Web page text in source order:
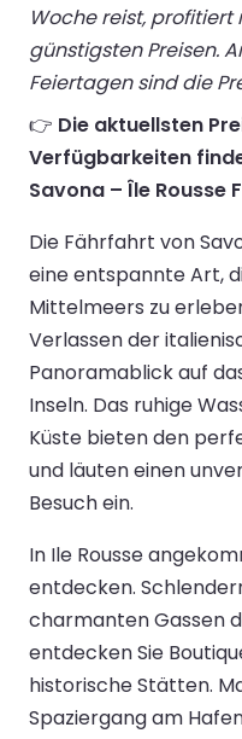
Woche reist, profitiert
günstigsten Preisen.
Feiertagen sind die
👉 Die aktuellsten
Verfügbarkeiten
Savona – Île Rousse
Die Fährfahrt von
eine entspannte Art,
Mittelmeers zu
Verlassen der
Panoramablick auf
Inseln. Das ruhige
Küste bieten den
und läuten einen
Besuch ein.
In Ile Rousse
entdecken.
charmanten Gassen
entdecken Sie
historische Stätten.
Spaziergang am